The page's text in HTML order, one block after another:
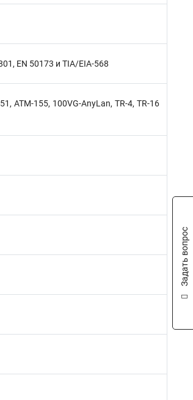
EN 50173 и TIA/EIA-568
ATM-155, 100VG-AnyLan, TR-4, TR-16
Задать вопрос